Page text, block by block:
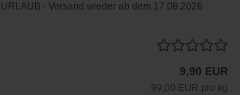
- Versand wieder ab dem 17.08.2026
9,90 EUR
99,00 EUR pro kg